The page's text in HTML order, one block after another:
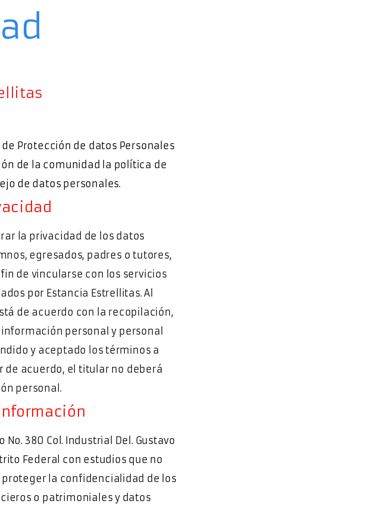
Protección de datos Personales
de la comunidad la política de
de datos personales.
la privacidad de los datos
egresados, padres o tutores,
de vincularse con los servicios
por Estancia Estrellitas. Al
de acuerdo con la recopilación,
personal y personal
y aceptado los términos a
de acuerdo, el titular no deberá
personal.
380 Col. Industrial Del. Gustavo
Federal con estudios que no
la confidencialidad de los
o patrimoniales y datos